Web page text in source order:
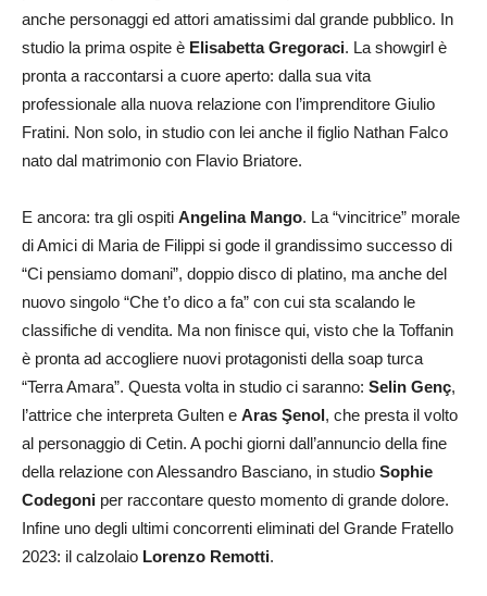
anche personaggi ed attori amatissimi dal grande pubblico. In
studio la prima ospite è Elisabetta Gregoraci. La showgirl è
pronta a raccontarsi a cuore aperto: dalla sua vita
professionale alla nuova relazione con l’imprenditore Giulio
Fratini. Non solo, in studio con lei anche il figlio Nathan Falco
nato dal matrimonio con Flavio Briatore.
E ancora: tra gli ospiti Angelina Mango. La “vincitrice” morale
di Amici di Maria de Filippi si gode il grandissimo successo di
“Ci pensiamo domani”, doppio disco di platino, ma anche del
nuovo singolo “Che t’o dico a fa” con cui sta scalando le
classifiche di vendita. Ma non finisce qui, visto che la Toffanin
è pronta ad accogliere nuovi protagonisti della soap turca
“Terra Amara”. Questa volta in studio ci saranno: Selin Genç,
l’attrice che interpreta Gulten e Aras Şenol, che presta il volto
al personaggio di Cetin. A pochi giorni dall’annuncio della fine
della relazione con Alessandro Basciano, in studio Sophie
Codegoni per raccontare questo momento di grande dolore.
Infine uno degli ultimi concorrenti eliminati del Grande Fratello
2023: il calzolaio Lorenzo Remotti.